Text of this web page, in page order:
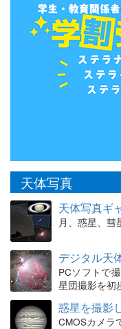
天体写真
天体写真ギ
月、惑星、
デジタル天
PCソフトで
星団撮影を初
惑星を撮影
CMOSカメラ